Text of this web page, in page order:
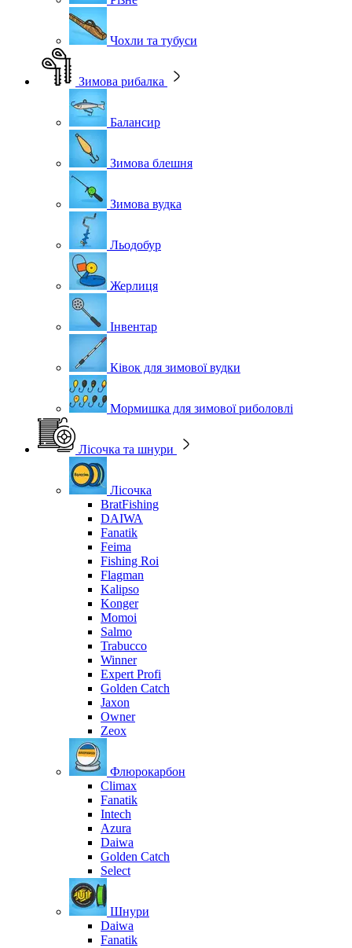
Чохли та тубуси
Зимова рибалка
Балансир
Зимова блешня
Зимова вудка
Льодобур
Жерлиця
Інвентар
Ківок для зимової вудки
Мормишка для зимової риболовлі
Лісочка та шнури
Лісочка
BratFishing
DAIWA
Fanatik
Feima
Fishing Roi
Flagman
Kalipso
Konger
Momoi
Salmo
Trabucco
Winner
Expert Profi
Golden Catch
Jaxon
Owner
Zeox
Флюрокарбон
Climax
Fanatik
Intech
Azura
Daiwa
Golden Catch
Select
Шнури
Daiwa
Fanatik